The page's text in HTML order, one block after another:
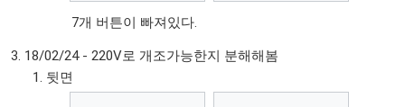
7개 버튼이 빠져있다.
18/02/24 - 220V로 개조가능한지 분해해봄
뒷면